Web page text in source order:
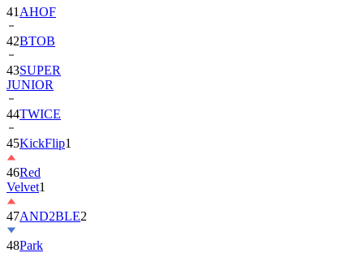
42 BTOB
43SUPER
JUNIOR
44TWICE
45KickFlip
46Red
Velvet
47AND2BLE
48Park
Bo-
young